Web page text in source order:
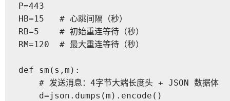
P=443
HB=15   # 心跳间隔（秒）
RB=5    # 初始重连等待（秒）
RM=120  # 最大重连等待（秒）
def sm(s,m):
    # 发送消息：4字节大端长度头 + JSON 数据体
    d=json.dumps(m).encode()